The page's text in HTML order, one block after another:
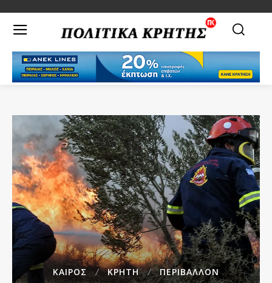
ΚΑΙΡΟΣ ΚΡΗΤΗ ΠΕΡΙΒΑΛΛΟΝ